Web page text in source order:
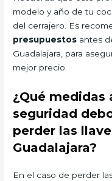
modelo y año de tu
del cerrajero. Es
presupuestos antes
Guadalajara, para
mejor precio.
¿Qué medidas
seguridad
perder las
Guadalajara?
En el caso de perder